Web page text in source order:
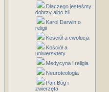
Dlaczego jesteśmy
dobrzy albo źli
Karol Darwin o
religii
Kościół a ewolucja
Kościół a
uniwersytety
Medycyna i religia
Neuroteologia
Pan Bóg i
zwierzęta